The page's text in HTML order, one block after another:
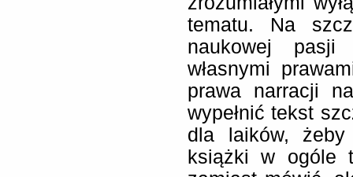
tematu. Na
naukowej
własnymi
prawa narracji
wypełnić tekst
dla laików, żeby
książki w ogóle